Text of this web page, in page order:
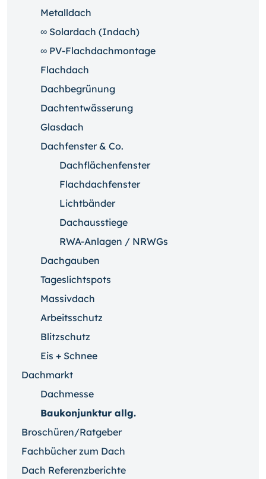
Metalldach
∞ Solardach (Indach)
∞ PV-Flachdachmontage
Flachdach
Dachbegrünung
Dachtentwässerung
Glasdach
Dachfenster & Co.
Dachflächenfenster
Flachdachfenster
Lichtbänder
Dachausstiege
RWA-Anlagen / NRWGs
Dachgauben
Tageslichtspots
Massivdach
Arbeitsschutz
Blitzschutz
Eis + Schnee
Dachmarkt
Dachmesse
Baukonjunktur allg.
Broschüren/Ratgeber
Fachbücher zum Dach
Dach Referenzberichte